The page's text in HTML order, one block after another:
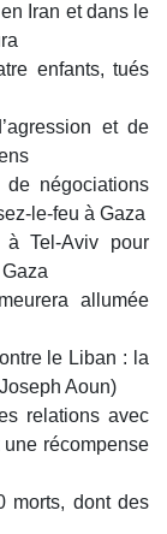
Iran et dans le
enfants, tués
et de
de négociations
le-feu à Gaza
Tel-Aviv pour
allumée
le Liban : la
Aoun)
relations avec
récompense
morts, dont des